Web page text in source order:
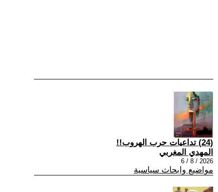
(24) تداعيات حرب الهروب!!
المهدي المغربي
2026 / 8 / 6
مواضيع وابحاث سياسية